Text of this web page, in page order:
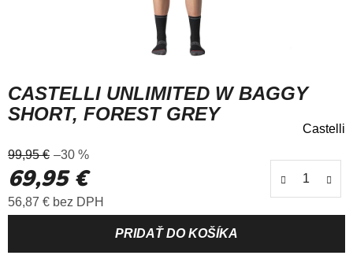
CASTELLI UNLIMITED W BAGGY
SHORT, FOREST GREY
hodnotenie
produktu
0,0
Castelli
99,95 € –30 %
69,95 €
56,87 € bez DPH